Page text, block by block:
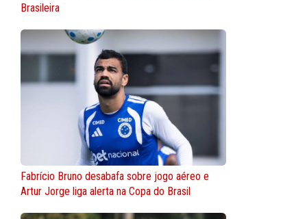
Brasileira
Fabrício Bruno desabafa sobre jogo aéreo e
Artur Jorge liga alerta na Copa do Brasil